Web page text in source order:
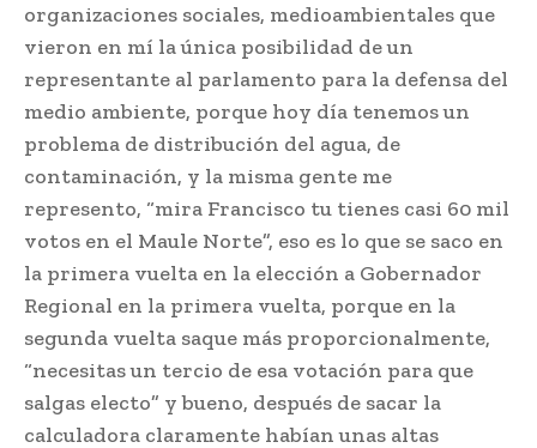
organizaciones sociales, medioambientales que
vieron en mí la única posibilidad de un
representante al parlamento para la defensa del
medio ambiente, porque hoy día tenemos un
problema de distribución del agua, de
contaminación, y la misma gente me
represento, “mira Francisco tu tienes casi 60 mil
votos en el Maule Norte”, eso es lo que se saco en
la primera vuelta en la elección a Gobernador
Regional en la primera vuelta, porque en la
segunda vuelta saque más proporcionalmente,
“necesitas un tercio de esa votación para que
salgas electo” y bueno, después de sacar la
calculadora claramente habían unas altas